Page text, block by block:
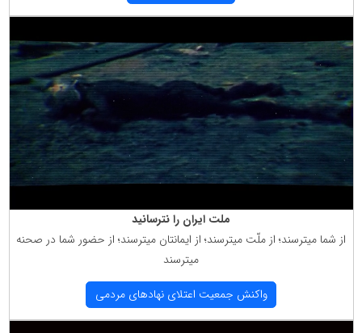
ملت ایران را نترسانید
از شما میترسند؛ از ملّت میترسند؛ از ایمانتان میترسند؛ از حضور شما در صحنه
میترسند
واكنش جمعیت اعتلای نهادهای مردمی